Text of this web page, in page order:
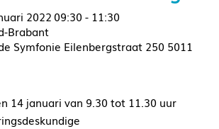
2022 09:30 - 11:30
Brabant
Symfonie Eilenbergstraat 250 5011
14 januari van 9.30 tot 11.30 uur